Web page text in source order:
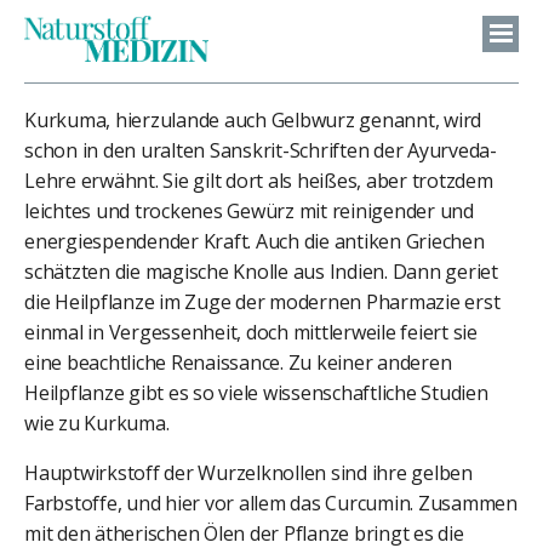
Kurkuma, hierzulande auch Gelbwurz genannt, wird
schon in den uralten Sanskrit-Schriften der Ayurveda-
Lehre erwähnt. Sie gilt dort als heißes, aber trotzdem
leichtes und trockenes Gewürz mit reinigender und
energiespendender Kraft. Auch die antiken Griechen
schätzten die magische Knolle aus Indien. Dann geriet
die Heilpflanze im Zuge der modernen Pharmazie erst
einmal in Vergessenheit, doch mittlerweile feiert sie
eine beachtliche Renaissance. Zu keiner anderen
Heilpflanze gibt es so viele wissenschaftliche Studien
wie zu Kurkuma.
Hauptwirkstoff der Wurzelknollen sind ihre gelben
Farbstoffe, und hier vor allem das Curcumin. Zusammen
mit den ätherischen Ölen der Pflanze bringt es die